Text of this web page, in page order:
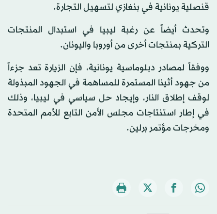
قنصلية يونانية في بنغازي لتسهيل التجارة.
وتحدث أيضاً عن رغبة ليبيا في استبدال المنتجات
التركية بمنتجات أخرى من أوروبا واليونان.
ووفقاً لمصادر دبلوماسية يونانية، فإن الزيارة تعد جزءاً
من جهود أثينا المستمرة للمساهمة في الجهود المبذولة
لوقف إطلاق النار، وإيجاد حل سياسي في ليبيا، وذلك
في إطار استنتاجات مجلس الأمن التابع للأمم المتحدة
ومخرجات مؤتمر برلين.